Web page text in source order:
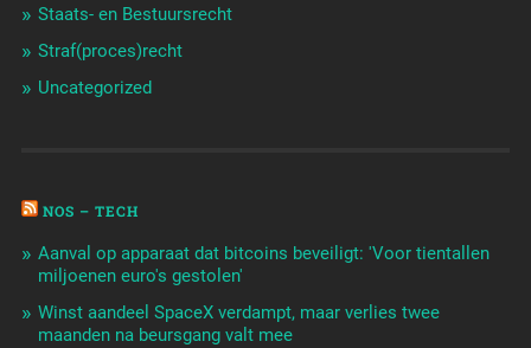
Staats- en Bestuursrecht
Straf(proces)recht
Uncategorized
NOS – TECH
Aanval op apparaat dat bitcoins beveiligt: 'Voor tientallen
miljoenen euro's gestolen'
Winst aandeel SpaceX verdampt, maar verlies twee
maanden na beursgang valt mee